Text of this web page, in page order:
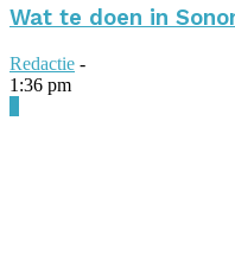
Wat te doen in
Redactie -
1:36 pm